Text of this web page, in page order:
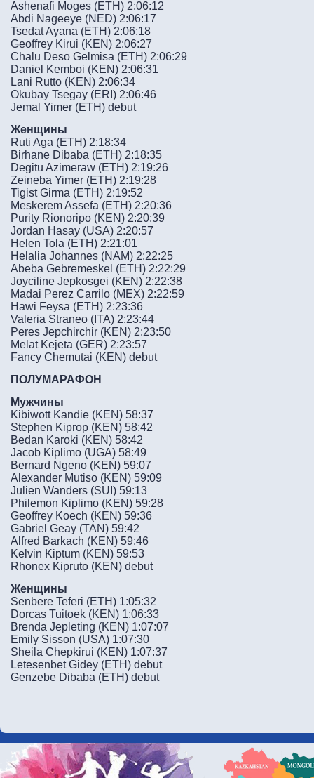
Ashenafi Moges (ETH) 2:06:12
Abdi Nageeye (NED) 2:06:17
Tsedat Ayana (ETH) 2:06:18
Geoffrey Kirui (KEN) 2:06:27
Chalu Deso Gelmisa (ETH) 2:06:29
Daniel Kemboi (KEN) 2:06:31
Lani Rutto (KEN) 2:06:34
Okubay Tsegay (ERI) 2:06:46
Jemal Yimer (ETH) debut
Женщины
Ruti Aga (ETH) 2:18:34
Birhane Dibaba (ETH) 2:18:35
Degitu Azimeraw (ETH) 2:19:26
Zeineba Yimer (ETH) 2:19:28
Tigist Girma (ETH) 2:19:52
Meskerem Assefa (ETH) 2:20:36
Purity Rionoripo (KEN) 2:20:39
Jordan Hasay (USA) 2:20:57
Helen Tola (ETH) 2:21:01
Helalia Johannes (NAM) 2:22:25
Abeba Gebremeskel (ETH) 2:22:29
Joyciline Jepkosgei (KEN) 2:22:38
Madai Perez Carrilo (MEX) 2:22:59
Hawi Feysa (ETH) 2:23:36
Valeria Straneo (ITA) 2:23:44
Peres Jepchirchir (KEN) 2:23:50
Melat Kejeta (GER) 2:23:57
Fancy Chemutai (KEN) debut
ПОЛУМАРАФОН
Мужчины
Kibiwott Kandie (KEN) 58:37
Stephen Kiprop (KEN) 58:42
Bedan Karoki (KEN) 58:42
Jacob Kiplimo (UGA) 58:49
Bernard Ngeno (KEN) 59:07
Alexander Mutiso (KEN) 59:09
Julien Wanders (SUI) 59:13
Philemon Kiplimo (KEN) 59:28
Geoffrey Koech (KEN) 59:36
Gabriel Geay (TAN) 59:42
Alfred Barkach (KEN) 59:46
Kelvin Kiptum (KEN) 59:53
Rhonex Kipruto (KEN) debut
Женщины
Senbere Teferi (ETH) 1:05:32
Dorcas Tuitoek (KEN) 1:06:33
Brenda Jepleting (KEN) 1:07:07
Emily Sisson (USA) 1:07:30
Sheila Chepkirui (KEN) 1:07:37
Letesenbet Gidey (ETH) debut
Genzebe Dibaba (ETH) debut